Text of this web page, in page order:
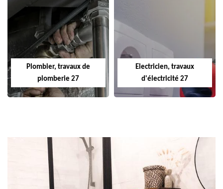
Plombier, travaux de
plomberie 27
Electricien, travaux
d'électricité 27